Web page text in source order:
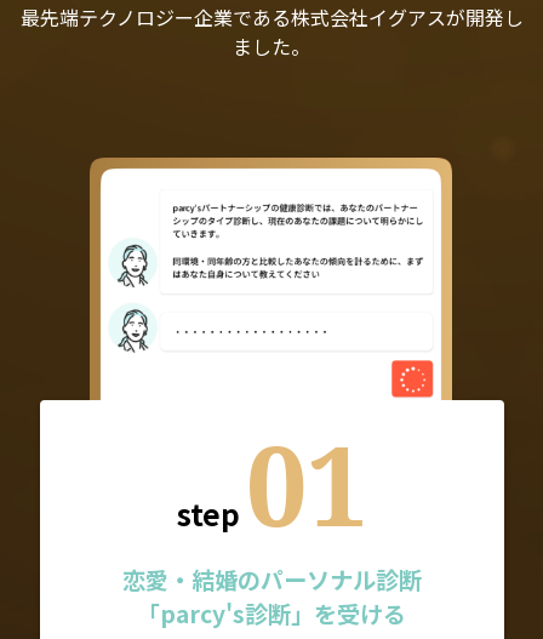
最先端テクノロジー企業である株式会社イグアスが開発し
ました。
step 01
恋愛・結婚のパーソナル診断
「parcy's診断」を受ける